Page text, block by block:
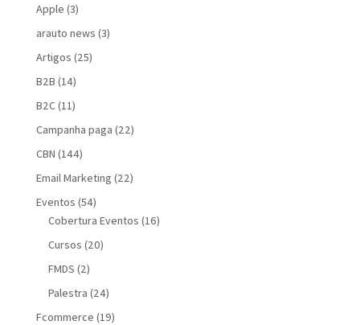
Apple (3)
arauto news (3)
Artigos (25)
B2B (14)
B2C(11)
Campanha paga (22)
CBN (144)
Email Marketing (22)
Eventos (54)
Cobertura Eventos (16)
Cursos (20)
FMDS (2)
Palestra (24)
Fcommerce (19)